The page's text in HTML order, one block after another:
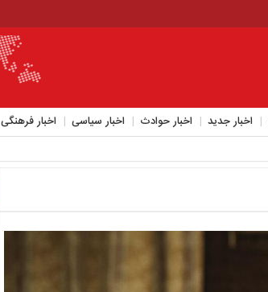
اخبار جدید اخبار حوادث اخبار سیاسی اخبار فرهنگی